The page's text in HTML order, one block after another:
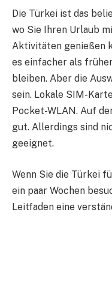
Die Türkei ist das
wo Sie Ihren Urlaub
Aktivitäten genießen
es einfacher als
bleiben. Aber die
sein. Lokale SIM-
Pocket-WLAN. Auf
gut. Allerdings sind
geeignet.
Wenn Sie die Türkei
ein paar Wochen
Leitfaden eine